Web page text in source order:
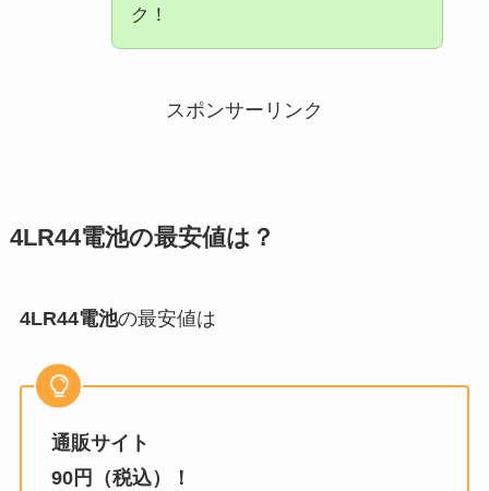
ク！
スポンサーリンク
4LR44電池の最安値は？
4LR44電池の最安値は
通販サイト
90円（税込）！